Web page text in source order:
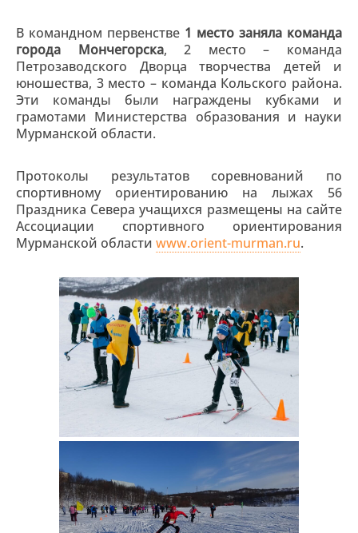
В командном первенстве 1 место заняла команда
города Мончегорска, 2 место – команда
Петрозаводского Дворца творчества детей и
юношества, 3 место – команда Кольского района.
Эти команды были награждены кубками и
грамотами Министерства образования и науки
Мурманской области.
Протоколы результатов соревнований по
спортивному ориентированию на лыжах 56
Праздника Севера учащихся размещены на сайте
Ассоциации спортивного ориентирования
Мурманской области www.orient-murman.ru.